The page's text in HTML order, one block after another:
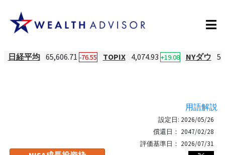
日経平均 65,606.71 -76.55 TOPIX 4,074.93 +19.08 NYダウ
用語解説
設定日: 2026/05/26
償還日： 2047/02/28
評価基準日： 2026/07/31